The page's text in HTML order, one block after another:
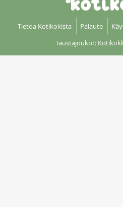
Tietoa Kotikokista Palaute
Taustajoukot: